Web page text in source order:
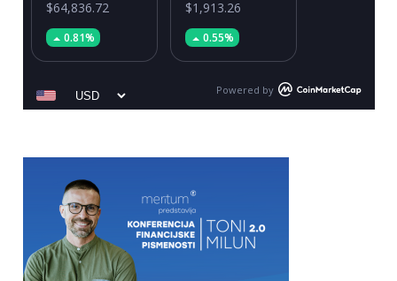
$64,836.72
0.81%
$1,913.26
0.55%
Powered by